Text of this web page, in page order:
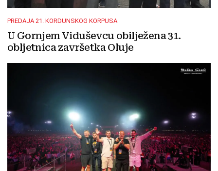
PREDAJA 21. KORDUNSKOG KORPUSA
U Gornjem Viduševcu obilježena 31.
obljetnica završetka Oluje